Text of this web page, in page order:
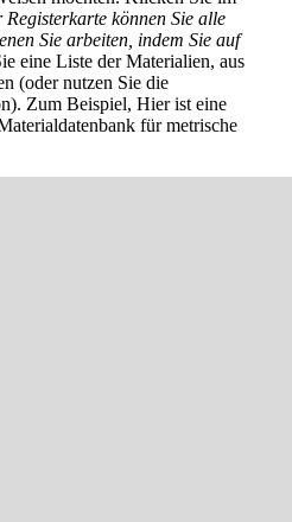
Registerkarte können Sie alle
Sie arbeiten, indem Sie auf
eine Liste der Materialien, aus
(oder nutzen Sie die
Zum Beispiel, Hier ist eine
für metrische